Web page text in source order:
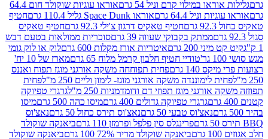
במילוי קרם וניל 54 גרם
אוראו עוגיות שוקולד חום 64.4
וניל 64.4 גרם
אוראו Space Dunk גליל 110.4 גרם
חטיף
חטיף טאקיס דרגון צ'ילי 92.3 גרם
חטיף טאקיס
ממתק בקבוקי שעווה 39 גרם
סוכריות ממולאות בטעם דבש
200 גרם
איטריות אורז מקלות 600 גרם
לוק או לוק גומי
טודיי חטיף חלבון קרמל מלוח 65 גרם
מארז של 10 יח'
140 גרם
פחית תפוחחה משקה אורגני מוגז תפוח ואננס
לימוננדה משקה אורגני מוגז- לימון וליים 250 מ"ל
פחית
מוגז תפוזי דם ודומדמניות 250 מ"ל
גרגרי טפיוקה
גרגרי טפיוקה גדולים 400 גרם
מיסו כהה 500 גרם
מיסו
נאצ'וס טבעי 50 גרם
נאצ'וס תירס כחול 50 גרם
נאצ'וס
פרינגלס סין פלפל ופרמזן 110 גרם
ביאנקה שוקולד
ביאנקה שוקולד מריר 72% 100 גרם ביאנקה שוקולד